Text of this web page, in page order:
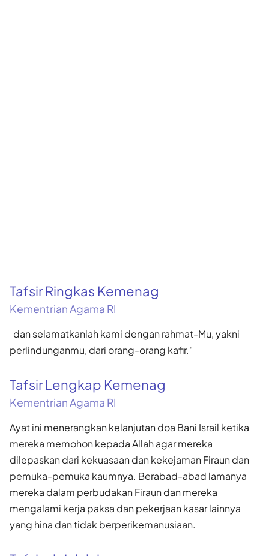
Tafsir Ringkas Kemenag
Kementrian Agama RI
dan selamatkanlah kami dengan rahmat-Mu, yakni
perlindunganmu, dari orang-orang kafir."
Tafsir Lengkap Kemenag
Kementrian Agama RI
Ayat ini menerangkan kelanjutan doa Bani Israil ketika
mereka memohon kepada Allah agar mereka
dilepaskan dari kekuasaan dan kekejaman Firaun dan
pemuka-pemuka kaumnya. Berabad-abad lamanya
mereka dalam perbudakan Firaun dan mereka
mengalami kerja paksa dan pekerjaan kasar lainnya
yang hina dan tidak berperikemanusiaan.